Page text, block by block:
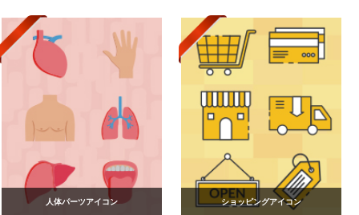
人体パーツアイコン ショッピングアイコン